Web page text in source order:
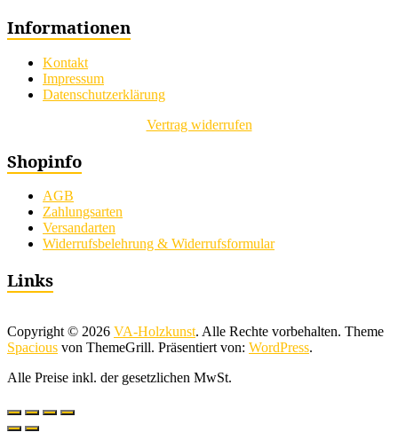
Informationen
Kontakt
Impressum
Datenschutzerklärung
Vertrag widerrufen
Shopinfo
AGB
Zahlungsarten
Versandarten
Widerrufsbelehrung & Widerrufsformular
Links
Copyright © 2026 VA-Holzkunst. Alle Rechte vorbehalten. Theme
Spacious von ThemeGrill. Präsentiert von: WordPress.
Alle Preise inkl. der gesetzlichen MwSt.